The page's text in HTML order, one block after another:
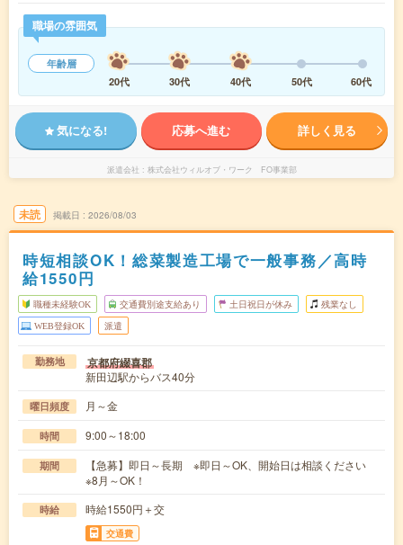
職場の雰囲気
年齢層
20代
30代 40代 50代 60代
気になる! 応募へ進む 詳しく見る
派遣会社 株式会社ウィルオブ・ワーク FO事業部
未読 掲載日 2026/08/03
時短相談OK！総菜製造工場で一般事務／高時
給1550円
職種未経験OK 交通費別途支給あり 土日祝日が休み 残業なし
WEB登録OK 派遣
勤務地 京都府綴喜郡
新田辺駅からバス40分
曜日頻度 月～金
時間 9:00～18:00
期間
【急募】即日～長期 ※即日～OK、開始日は相談ください
※8月～OK！
時給 時給1550円＋交
交通費